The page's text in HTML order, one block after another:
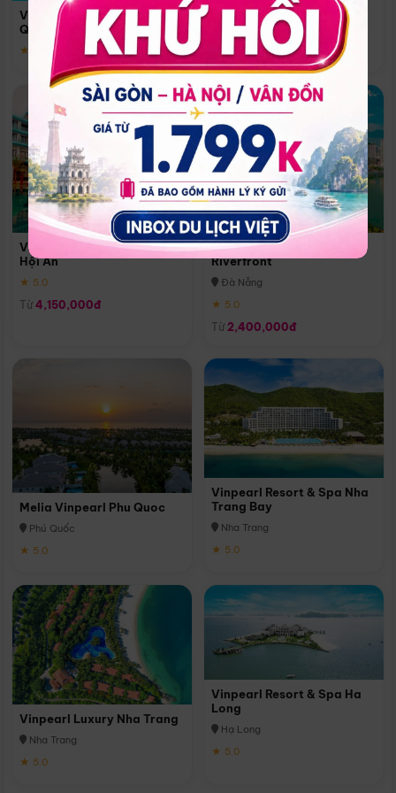
Vinpearl Resort & Spa Phu
Quoc
★ 5.0
Quoc
Phú Quốc
★ 5.0
Vinpearl Resort & Golf Nam
Hội An
★ 5.0
Từ 4,150,000đ
Melia Vinpearl Danang
Riverfront
Đà Nẵng
★ 5.0
Từ 2,400,000đ
Melia Vinpearl Phu Quoc
Phú Quốc
★ 5.0
Vinpearl Resort & Spa Nha
Trang Bay
Nha Trang
★ 5.0
Vinpearl Luxury Nha Trang
Nha Trang
★ 5.0
Vinpearl Resort & Spa Ha
Long
Hạ Long
★ 5.0